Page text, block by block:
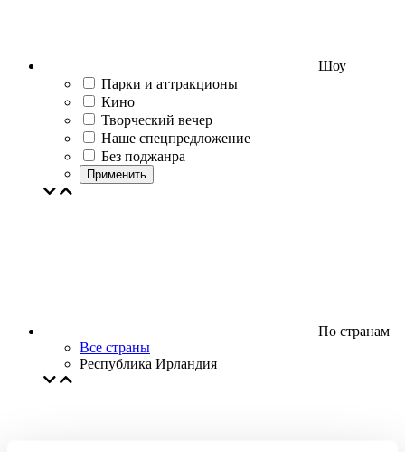
Шоу
Парки и аттракционы
Кино
Творческий вечер
Наше спецпредложение
Без поджанра
Применить
По странам
Все страны
Республика Ирландия